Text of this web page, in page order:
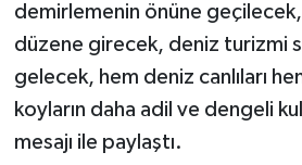
demirlemenin önüne
düzene girecek, deniz turizmi
gelecek, hem deniz canlıları
koyların daha adil ve dengeli
mesajı ile paylaştı.